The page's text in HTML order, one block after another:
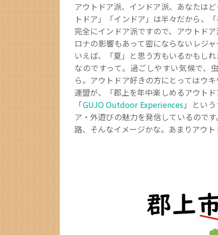
アウトドア派、インドア派、あなたは
トドア」「インドア」は半々だから、
完全にインドア派ですので、アウトド
ロナの影響もあって密にならないレジ
いえば、「夏」と思う方もいるかもし
なのですって。過ごしやすい気候で、
ら。アウトドア好きの方にとってはウ
連盟が、「郡上を年中楽しめるアウト
「GUJO Outdoor Experiences 」とい
ア・外遊びの魅力を発信しているので
路、そんなイメージかな。あまりアウト